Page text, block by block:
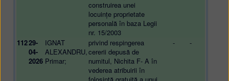
construirea unei
locuințe proprietate
personală în baza Legii
nr. 15/2003
11229-
04-
2026
IGNAT
ALEXANDRU,
Primar;
privind respingerea
cererii depusă de
numitul, Nichita F- A în
vederea atribuirii în
- -